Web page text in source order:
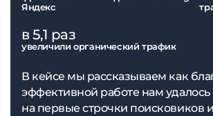
Яндекс
в 5,1 раз
увеличили органический трафик
В кейсе мы рассказываем как
эффективной работе нам
на первые строчки поисковиков